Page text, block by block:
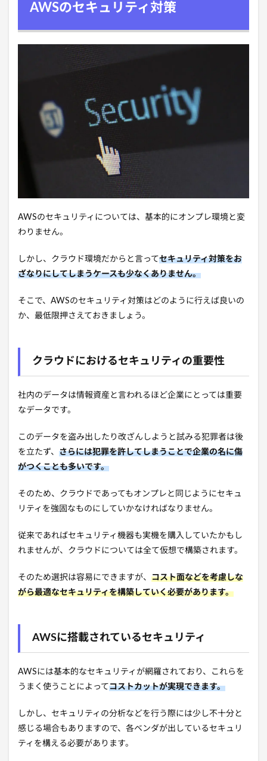
AWSのセキュリティ対策
AWSのセキュリティについては、基本的にオンプレ環境と変
わりません。
しかし、クラウド環境だからと言って セキュリティ対策をお
ざなりにしてしまうケースも少なくありません。
そこで、AWSのセキュリティ対策はどのように行えば良いの
か、最低限押さえておきましょう。
クラウドにおけるセキュリティの重要性
社内のデータは情報資産と言われるほど企業にとっては重要
なデータです。
このデータを盗み出したり改ざんしようと試みる犯罪者は後
を立たず、 さらには犯罪を許してしまうことで企業の名に傷
がつくことも多いです。
そのため、クラウドであってもオンプレと同じようにセキュ
リティを強固なものにしていかなければなりません。
従来であればセキュリティ機器も実機を購入していたかもし
れませんが、クラウドについては全て仮想で構築されます。
そのため選択は容易にできますが、 コスト面などを考慮しな
がら最適なセキュリティを構築していく必要があります。
AWSに搭載されているセキュリティ
AWSには基本的なセキュリティが網羅されており、これらを
うまく使うことによって コストカットが実現できます。
しかし、セキュリティの分析などを行う際には少し不十分と
感じる場合もありますので、各ベンダが出しているセキュリ
ティを構える必要があります。